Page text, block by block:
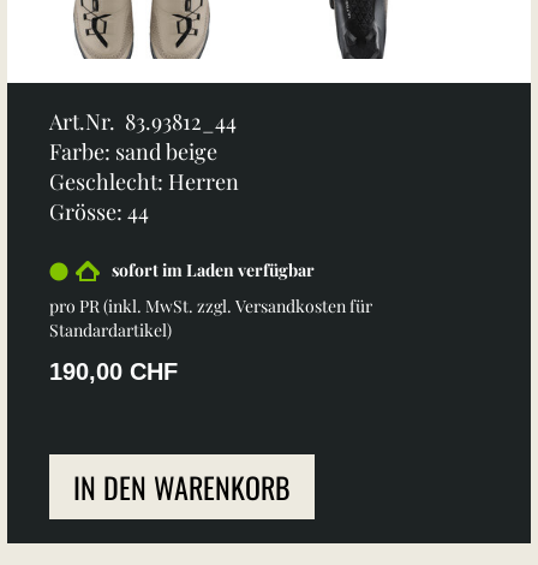
Art.Nr. 83.93812_44
Farbe: sand beige
Geschlecht: Herren
Grösse: 44
sofort im Laden verfügbar
pro PR (inkl. MwSt. zzgl. Versandkosten für
Standardartikel)
190,00 CHF
IN DEN WARENKORB